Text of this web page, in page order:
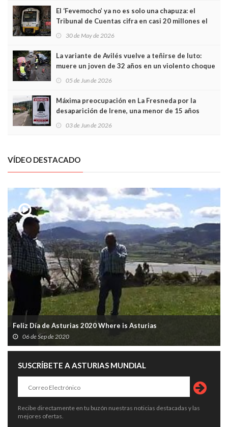
El ‘Fevemocho’ ya no es solo una chapuza: el
Tribunal de Cuentas cifra en casi 20 millones el
sobrecoste de los trenes que no cabían por los
30 de May de 2026
La variante de Avilés vuelve a teñirse de luto:
muere un joven de 32 años en un violento choque
frontal
05 de Jun de 2026
Máxima preocupación en La Fresneda por la
desaparición de Irene, una menor de 15 años
03 de Jun de 2026
VÍDEO DESTACADO
Feliz Día de Asturias 2020 Where is Asturias
06 de Sep de 2020
SUSCRÍBETE A ASTURIAS MUNDIAL
Recibe directamente en tu buzón nuestras noticias destacadas y las
mejores ofertas.